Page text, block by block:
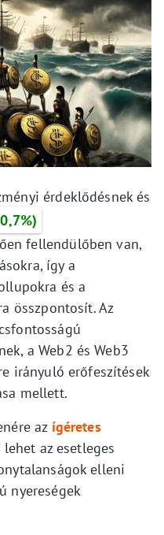
érdeklődésnek és
fellendülőben van,
így a
és a
összpontosít. Az
a Web2 és Web3
irányuló erőfeszítések
mellett.
az ígéretes
az esetleges
elleni
nyereségek